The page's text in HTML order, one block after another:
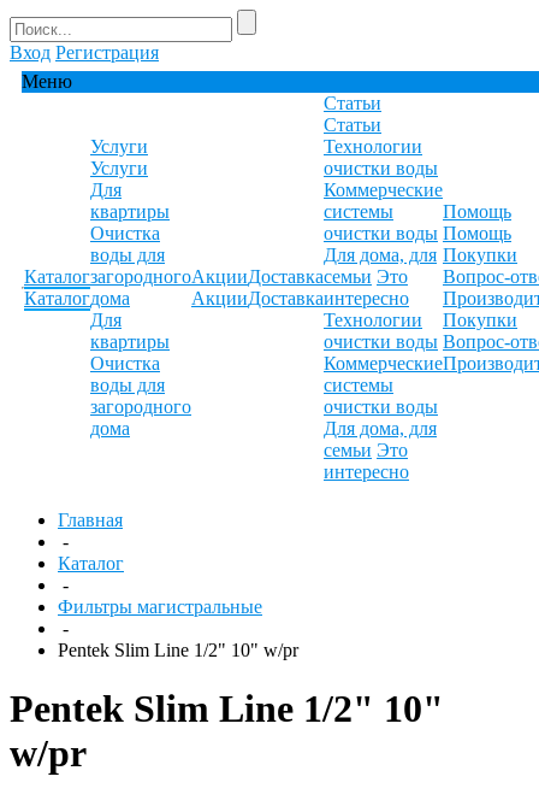
Вход Регистрация
Меню
Каталог
Каталог
Услуги
Услуги
Для
квартиры
Очистка
воды для
загородного
дома
Для
квартиры
Очистка
воды для
загородного
дома
Акции
Акции
Доставка
Доставка
Статьи
Статьи
Технологии
очистки воды
Коммерческие
системы
очистки воды
Для дома, для
семьи Это
интересно
Технологии
очистки воды
Коммерческие
системы
очистки воды
Для дома, для
семьи Это
интересно
Помощь
Помощь
Покупки
Вопрос-
Покупки
Вопрос-
Главная
-
Каталог
-
Фильтры магистральные
-
Pentek Slim Line 1/2" 10" w/pr
Pentek Slim Line 1/2" 10"
w/pr